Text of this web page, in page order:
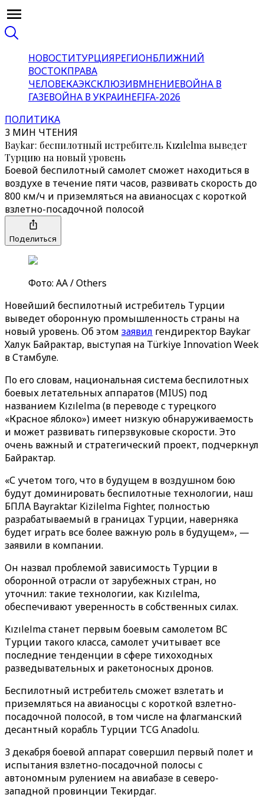
НОВОСТИТУРЦИЯРЕГИОНБЛИЖНИЙ
ВОСТОКПРАВА
ЧЕЛОВЕКАЭКСКЛЮЗИВМНЕНИЕВОЙНА В
ГАЗЕВОЙНА В УКРАИНЕFIFA-2026
ПОЛИТИКА
3 МИН ЧТЕНИЯ
Baykar: беспилотный истребитель Kızılelma выведет
Турцию на новый уровень
Боевой беспилотный самолет сможет находиться в
воздухе в течение пяти часов, развивать скорость до
800 км/ч и приземляться на авианосцах с короткой
взлетно-посадочной полосой
Поделиться
Фото: АА / Others
Новейший беспилотный истребитель Турции
выведет оборонную промышленность страны на
новый уровень. Об этом заявил гендиректор Baykar
Халук Байрактар, выступая на Türkiye Innovation Week
в Стамбуле.
По его словам, национальная система беспилотных
боевых летательных аппаратов (MIUS) под
названием Kızılelma (в переводе с турецкого
«Красное яблоко») имеет низкую обнаруживаемость
и может развивать гиперзвуковые скорости. Это
очень важный и стратегический проект, подчеркнул
Байрактар.
«С учетом того, что в будущем в воздушном бою
будут доминировать беспилотные технологии, наш
БПЛА Bayraktar Kizilelma Fighter, полностью
разрабатываемый в границах Турции, наверняка
будет играть все более важную роль в будущем», —
заявили в компании.
Он назвал проблемой зависимость Турции в
оборонной отрасли от зарубежных стран, но
уточнил: такие технологии, как Kızılelma,
обеспечивают уверенность в собственных силах.
Kızılelma станет первым боевым самолетом ВС
Турции такого класса, самолет учитывает все
последние тенденции в сфере тихоходных
разведывательных и ракетоносных дронов.
Беспилотный истребитель сможет взлетать и
приземляться на авианосцы с короткой взлетно-
посадочной полосой, в том числе на флагманский
десантный корабль Турции TCG Anadolu.
3 декабря боевой аппарат совершил первый полет и
испытания взлетно-посадочной полосы с
автономным рулением на авиабазе в северо-
западной провинции Текирдаг.